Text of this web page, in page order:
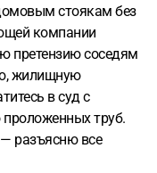
стоякам без
компании
претензию соседям
жилищную
в суд с
труб.
разъясню все